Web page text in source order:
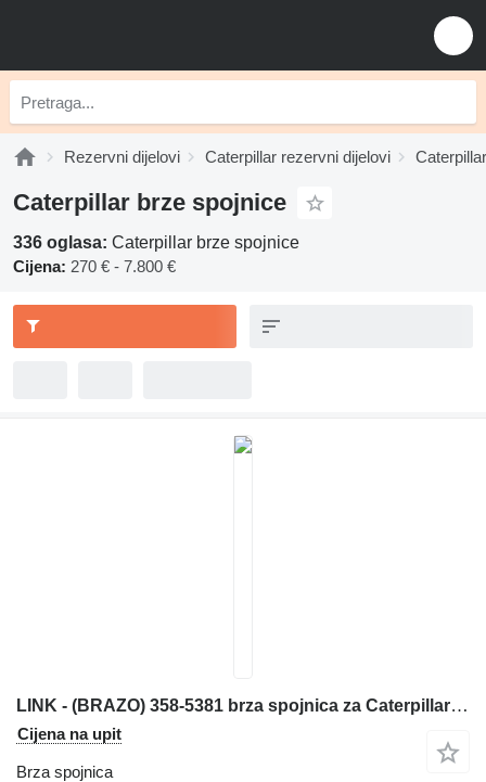
Rezervni dijelovi Caterpillar rezervni dijelovi
Caterpillar brze spojnice
336 oglasa: Caterpillar brze spojnice
Cijena: 270 € - 7.800 €
LINK - (BRAZO) 358-5381 brza spojnica za Caterpillar 420F kombinirke
Cijena na upit
Brza spojnica